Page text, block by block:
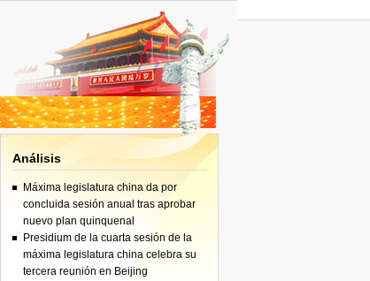
Análisis
Máxima legislatura china da por
concluida sesión anual tras aprobar
nuevo plan quinquenal
Presidium de la cuarta sesión de la
máxima legislatura china celebra su
tercera reunión en Beijing